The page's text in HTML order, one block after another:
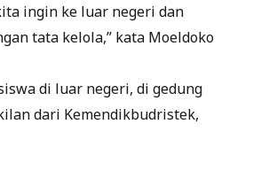
ingin ke luar negeri dan
tata kelola,” kata Moeldoko
di luar negeri, di gedung
dari Kemendikbudristek,